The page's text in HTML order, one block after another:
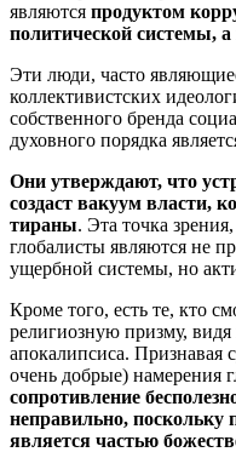
являются продуктом
политической системы, а
Эти люди, часто
коллективистских
собственного бренда
духовного порядка
Они утверждают, что
создаст вакуум власти,
тираны. Эта точка
глобалисты являются не
ущербной системы, но
Кроме того, есть те, кто
религиозную призму,
апокалипсиса. Признавая
очень добрые) намерения
сопротивление
неправильно, поскольку
является частью